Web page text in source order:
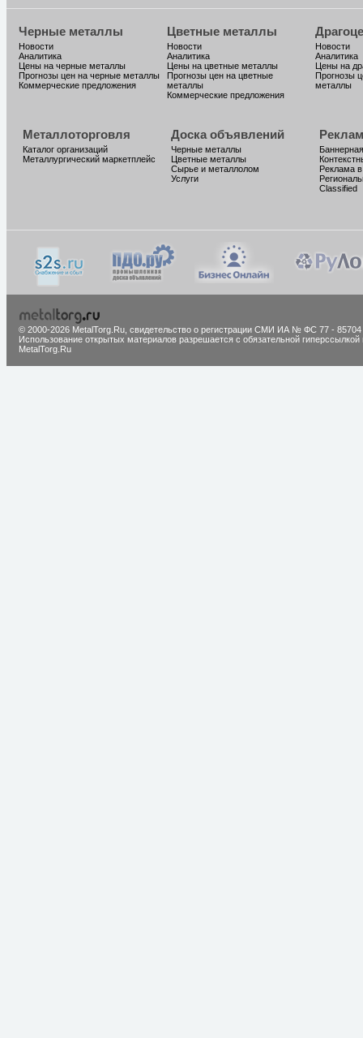
Черные металлы
Новости
Аналитика
Цены на черные металлы
Прогнозы цен на черные металлы
Коммерческие предложения
Цветные металлы
Новости
Аналитика
Цены на цветные металлы
Прогнозы цен на цветные
металлы
Коммерческие предложения
Новости
Аналитика
Цены на
Прогнозы
металлы
Металлоторговля
Каталог организаций
Металлургический маркетплейс
Доска объявлений
Черные металлы
Цветные металлы
Сырье и металлолом
Услуги
Реклама
Classified
© 2000-2026 MetalTorg.Ru, cвидетельство о регистрации СМИ ИА № ФС 77 - 85704
Использование открытых материалов разрешается с обязательной гиперссылкой
MetalTorg.Ru